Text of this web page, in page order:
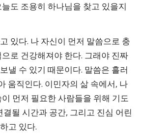
도 조용히 하나님을 찾고 있을지
있다. 나 자신이 먼저 말씀으로 충
로 건강해져야 한다. 그래야 진짜
낼 수 있기 때문이다. 말씀은 흘러
움직인다. 이민자의 삶 속에서, 나
먼저 필요한 사람들을 위해 기도
될 시간과 공간, 그리고 진심 어린
고 있다.